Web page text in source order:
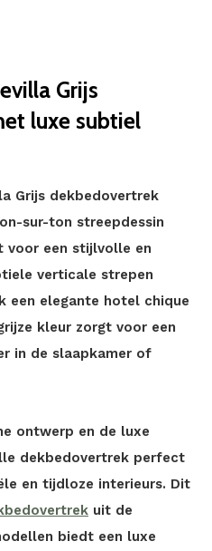
Grijs
luxe subtiel
Grijs dekbedovertrek
sur-ton streepdessin
voor een stijlvolle en
verticale strepen
een elegante hotel chique
kleur zorgt voor een
in de slaapkamer of
ontwerp en de luxe
dekbedovertrek perfect
en tijdloze interieurs. Dit
uit de
biedt een luxe